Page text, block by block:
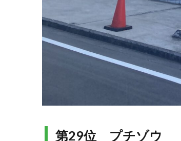
第29位 プチゾウ